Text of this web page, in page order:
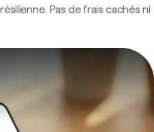
Pas de frais cachés ni